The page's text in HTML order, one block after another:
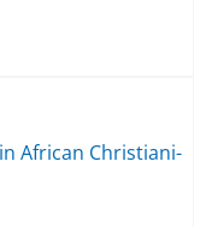
Af­ri­can Chris­tia­ni­